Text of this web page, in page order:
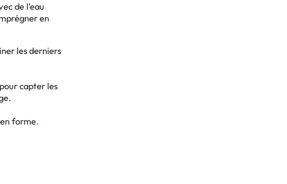
de l'eau
en
les derniers
capter les
forme.